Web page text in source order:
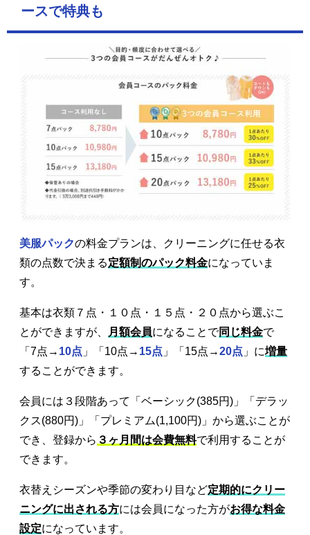
ースで特典も
美服パックの料金プランは、クリーニングに任せる衣
類の点数で決まる定額制のパック料金になっていま
す。
基本は衣類７点・１０点・１５点・２０点から選ぶこ
とができますが、
月額会員になることで同じ料金で
「7点→ 10点 」「10点→ 15点 」「15点→20点 」に増量
することができます。
会員には３段階あって「ベーシック(385円)」「デラッ
クス(880円)」「プレミアム(1,100円)」から選ぶことが
でき、登録から ３ヶ月間は会費無料で利用することが
できます。
衣替えシーズンや季節の変わり目など定期的にクリー
ニングに出される方には会員になった方がお得な料金
設定になっています。